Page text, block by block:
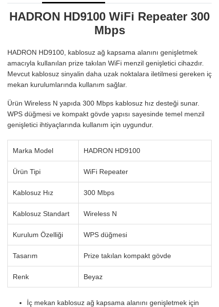
HADRON HD9100 WiFi Repeater 300
Mbps
HADRON HD9100, kablosuz ağ kapsama alanını genişletmek
amacıyla kullanılan prize takılan WiFi menzil genişletici cihazdır.
Mevcut kablosuz sinyalin daha uzak noktalara iletilmesi gereken iç
mekan kurulumlarında kullanım sağlar.
Ürün Wireless N yapıda 300 Mbps kablosuz hız desteği sunar.
WPS düğmesi ve kompakt gövde yapısı sayesinde temel menzil
genişletici ihtiyaçlarında kullanım için uygundur.
Marka Model HADRON HD9100
Ürün Tipi WiFi Repeater
Kablosuz Hız 300 Mbps
Kablosuz Standart Wireless N
Kurulum Özelliği WPS düğmesi
Tasarım Prize takılan kompakt gövde
Renk Beyaz
İç mekan kablosuz ağ kapsama alanını genişletmek için